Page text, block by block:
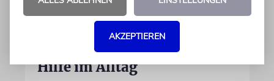
Hilfe im Alltag
AKZEPTIEREN